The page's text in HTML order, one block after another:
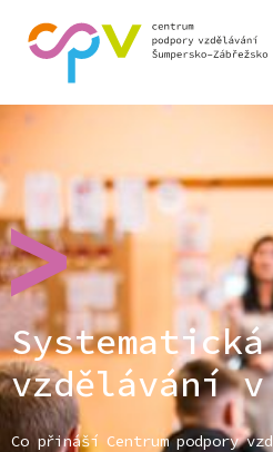
Systematická
vzdělávání
Co přináší Centrum podpory